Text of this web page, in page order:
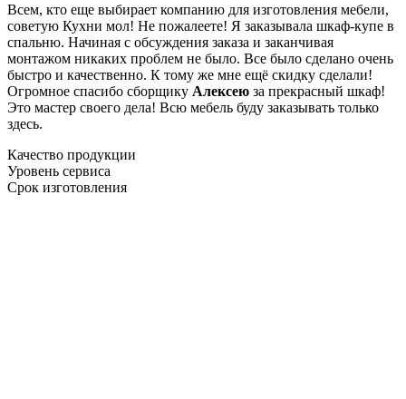
Всем, кто еще выбирает компанию для изготовления мебели,
советую Кухни мол! Не пожалеете! Я заказывала шкаф-купе в
спальню. Начиная с обсуждения заказа и заканчивая
монтажом никаких проблем не было. Все было сделано очень
быстро и качественно. К тому же мне ещё скидку сделали!
Огромное спасибо сборщику Алексею за прекрасный шкаф!
Это мастер своего дела! Всю мебель буду заказывать только
здесь.
Качество продукции
Уровень сервиса
Срок изготовления